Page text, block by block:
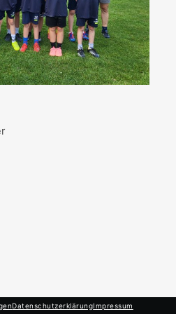
DatenschutzerklärungImpressum